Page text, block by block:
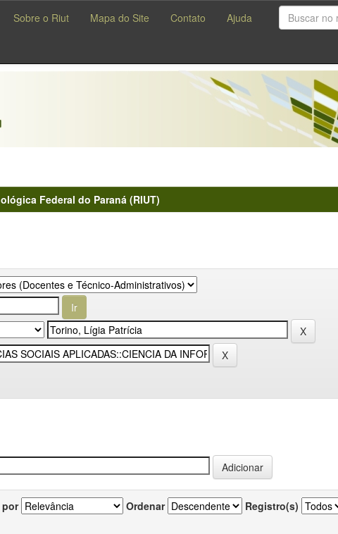
Sobre o Riut Mapa do Site Contato Ajuda
Federal do Paraná (RIUT)
por Ordenar Registro(s)